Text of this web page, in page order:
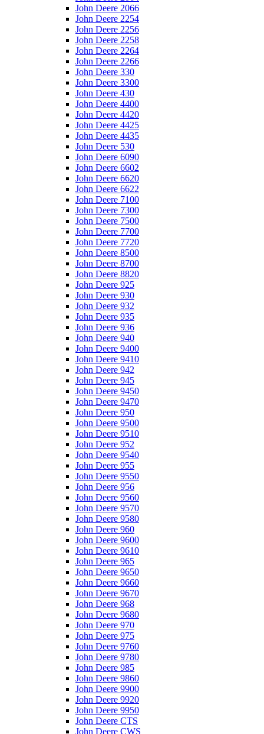
John Deere 2066
John Deere 2254
John Deere 2256
John Deere 2258
John Deere 2264
John Deere 2266
John Deere 330
John Deere 3300
John Deere 430
John Deere 4400
John Deere 4420
John Deere 4425
John Deere 4435
John Deere 530
John Deere 6090
John Deere 6602
John Deere 6620
John Deere 6622
John Deere 7100
John Deere 7300
John Deere 7500
John Deere 7700
John Deere 7720
John Deere 8500
John Deere 8700
John Deere 8820
John Deere 925
John Deere 930
John Deere 932
John Deere 935
John Deere 936
John Deere 940
John Deere 9400
John Deere 9410
John Deere 942
John Deere 945
John Deere 9450
John Deere 9470
John Deere 950
John Deere 9500
John Deere 9510
John Deere 952
John Deere 9540
John Deere 955
John Deere 9550
John Deere 956
John Deere 9560
John Deere 9570
John Deere 9580
John Deere 960
John Deere 9600
John Deere 9610
John Deere 965
John Deere 9650
John Deere 9660
John Deere 9670
John Deere 968
John Deere 9680
John Deere 970
John Deere 975
John Deere 9760
John Deere 9780
John Deere 985
John Deere 9860
John Deere 9900
John Deere 9920
John Deere 9950
John Deere CTS
John Deere CWS